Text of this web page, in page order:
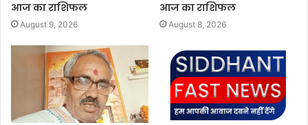
आज का राशिफल
August 9, 2026
आज का राशिफल
August 8, 2026